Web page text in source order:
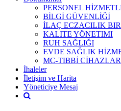
PERSONEL
BİLGİ GÜVENLİĞİ
İLAÇ ECZACILIK
KALITE YÖNETIMI
RUH SAĞLIĞI
EVDE SAĞLIK
MC-TIBBİ CİHAZLAR
İhaleler
İletişim ve Harita
Yöneticiye Mesaj